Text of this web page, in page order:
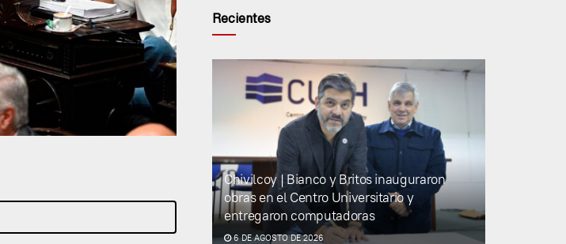
Recientes
Chivilcoy | Bianco y Britos inauguraron
obras en el Centro Universitario y
entregaron computadoras
6 DE AGOSTO DE 2026